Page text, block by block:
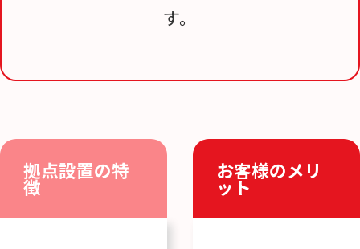
す。
拠点設置の特
徴
お客様のメリ
ット